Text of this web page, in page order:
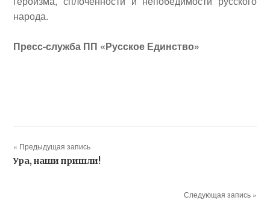
народа.
Пресс-служба ПП «Русское Единство»
« Предыдущая запись
Ура, наши пришли!
Следующая запись »